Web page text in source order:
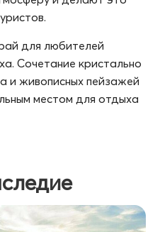
для любителей
Сочетание кристально
и живописных пейзажей
местом для отдыха